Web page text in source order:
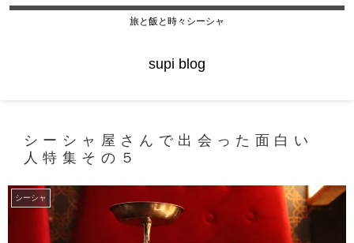
旅と飯と時々シーシャ
supi blog
シーシャ屋さんで出会った面白い
人特集その５
シーシャ